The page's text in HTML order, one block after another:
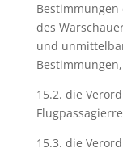
Bestimmungen
des
und
Bestimmungen,
15.2. die
15.3. die